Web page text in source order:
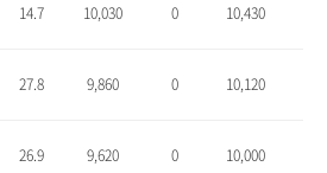
14.7 10,030 0 10,430
27.8 9,860 0 10,120
26.9 9,620 0 10,000